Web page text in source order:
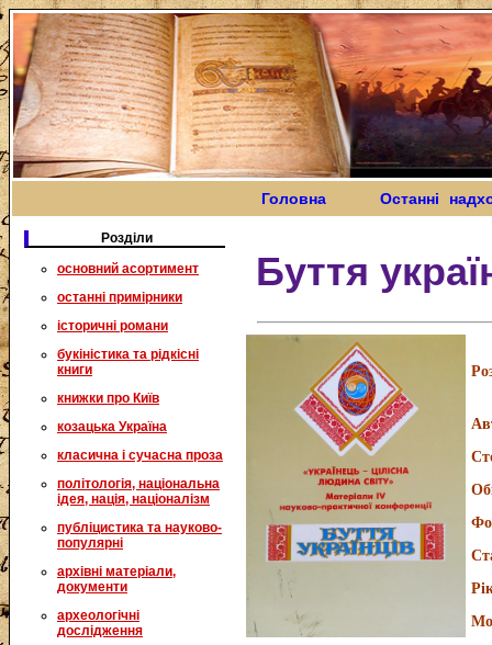
Головна Останні
Розділи
основний асортимент
останні примірники
історичні романи
букіністика та рідкісні
книги
книжки про Київ
козацька Україна
класична і сучасна проза
політологія, національна
ідея, нація, націоналізм
публіцистика та науково-
популярні
архівні матеріали,
документи
археологічні
дослідження
Буття